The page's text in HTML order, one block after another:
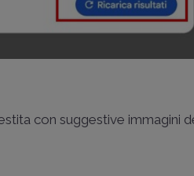
con suggestive immagini